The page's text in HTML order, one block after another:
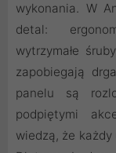
wykonania. W
detal:
wytrzymałe
zapobiegają
panelu są
podpiętymi
wiedzą, że